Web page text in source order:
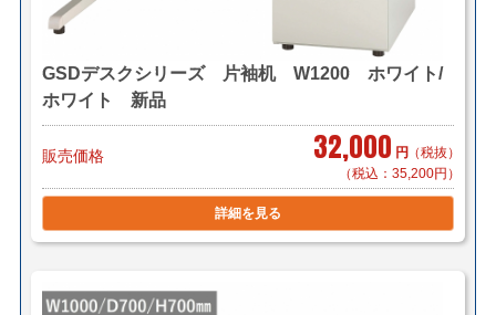
GSDデスクシリーズ 片袖机 W1200 ホワイト/
ホワイト 新品
販売価格 32,000 円 （税抜）
（税込：35,200円）
詳細を見る